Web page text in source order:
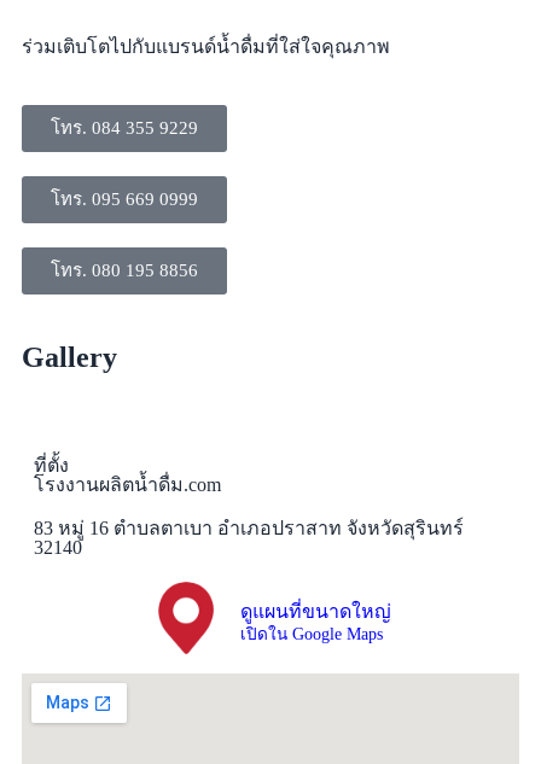
​ร่วมเติบโตไปกับแบรนด์น้ำดื่มที่ใส่ใจคุณภาพ
โทร. 084 355 9229
โทร. 095 669 0999
โทร. 080 195 8856
Gallery
ที่ตั้ง
โรงงานผลิตน้ำดื่ม.com
83 หมู่ 16 ตำบลตาเบา อำเภอปราสาท จังหวัดสุรินทร์
32140
ดูแผนที่ขนาดใหญ่
เปิดใน Google Maps